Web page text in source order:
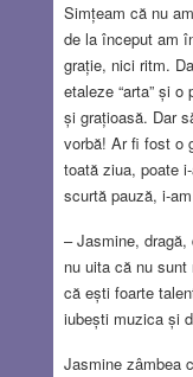
Simțeam că nu
de la început am
grație, nici ritm.
etaleze “arta” și
și grațioasă. Dar
vorbă! Ar fi fost o
toată ziua, poate
scurtă pauză, i-
– Jasmine,
nu uita că nu
că ești foarte
iubești muzica și
Jasmine zâmbea